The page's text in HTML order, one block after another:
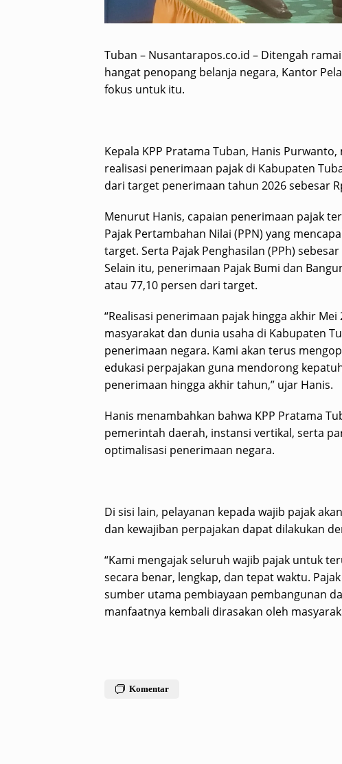
Tuban – Nusantarapos.co.id – Ditengah
hangat penopang belanja negara, Kantor
fokus untuk itu.
Kepala KPP Pratama Tuban, Hanis
realisasi penerimaan pajak di Kabupaten
dari target penerimaan tahun 2026 sebesar
Menurut Hanis, capaian penerimaan pajak
Pajak Pertambahan Nilai (PPN) yang
target. Serta Pajak Penghasilan (PPh)
Selain itu, penerimaan Pajak Bumi dan
atau 77,10 persen dari target.
“Realisasi penerimaan pajak hingga akhir
masyarakat dan dunia usaha di Kabupaten
penerimaan negara. Kami akan terus
edukasi perpajakan guna mendorong
penerimaan hingga akhir tahun,” ujar Hanis.
Hanis menambahkan bahwa KPP Pratama
pemerintah daerah, instansi vertikal, serta
optimalisasi penerimaan negara.
Di sisi lain, pelayanan kepada wajib pajak
dan kewajiban perpajakan dapat dilakukan
“Kami mengajak seluruh wajib pajak untuk
secara benar, lengkap, dan tepat waktu.
sumber utama pembiayaan pembangunan
manfaatnya kembali dirasakan oleh
Komentar